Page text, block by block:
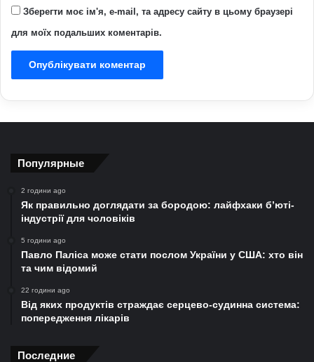
Зберегти моє ім'я, e-mail, та адресу сайту в цьому браузері
для моїх подальших коментарів.
Популярные
2 години ago
Як правильно доглядати за бородою: лайфхаки б’юті-
індустрії для чоловіків
5 години ago
Павло Паліса може стати послом України у США: хто він
та чим відомий
22 години ago
Від яких продуктів страждає серцево-судинна система:
попередження лікарів
Последние